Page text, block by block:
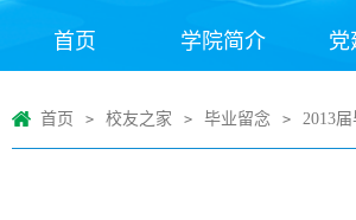
首页 学院简介 党
首页 > 校友之家 > 毕业留念 > 2013